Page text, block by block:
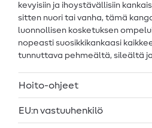
kevyisiin ja ihoystävällisiin
sitten nuori tai vanha, tämä
luonnollisen kosketuksen
nopeasti suosikkikankaasi
tunnuttava pehmeältä, sileältä
Hoito-ohjeet
EU:n vastuuhenkilö